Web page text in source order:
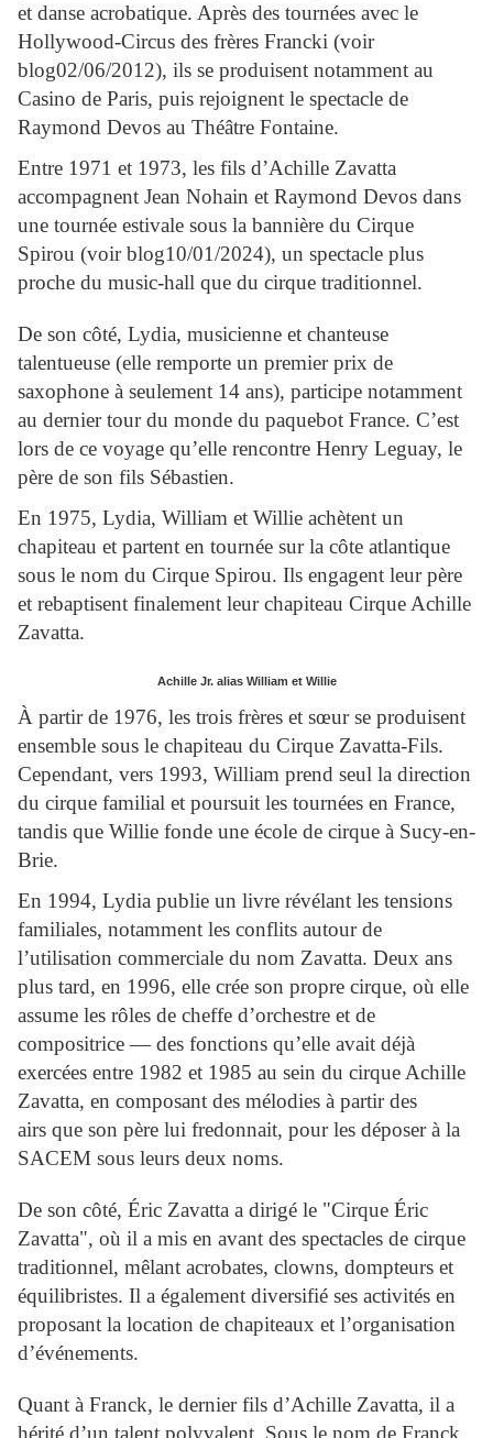
et danse acrobatique. Après des tournées avec le
Hollywood-Circus des frères Francki (voir
blog02/06/2012), ils se produisent notamment au
Casino de Paris, puis rejoignent le spectacle de
Raymond Devos au Théâtre Fontaine.
Entre 1971 et 1973, les fils d’Achille Zavatta
accompagnent Jean Nohain et Raymond Devos dans
une tournée estivale sous la bannière du Cirque
Spirou (voir blog10/01/2024), un spectacle plus
proche du music-hall que du cirque traditionnel.
De son côté, Lydia, musicienne et chanteuse
talentueuse (elle remporte un premier prix de
saxophone à seulement 14 ans), participe notamment
au dernier tour du monde du paquebot France. C’est
lors de ce voyage qu’elle rencontre Henry Leguay, le
père de son fils Sébastien.
En 1975, Lydia, William et Willie achètent un
chapiteau et partent en tournée sur la côte atlantique
sous le nom du Cirque Spirou. Ils engagent leur père
et rebaptisent finalement leur chapiteau Cirque Achille
Zavatta.
Achille Jr. alias William et Willie
À partir de 1976, les trois frères et sœur se produisent
ensemble sous le chapiteau du Cirque Zavatta-Fils.
Cependant, vers 1993, William prend seul la direction
du cirque familial et poursuit les tournées en France,
tandis que Willie fonde une école de cirque à Sucy-en-
Brie.
En 1994, Lydia publie un livre révélant les tensions
familiales, notamment les conflits autour de
l’utilisation commerciale du nom Zavatta. Deux ans
plus tard, en 1996, elle crée son propre cirque, où elle
assume les rôles de cheffe d’orchestre et de
compositrice — des fonctions qu’elle avait déjà
exercées entre 1982 et 1985 au sein du cirque Achille
Zavatta, en composant des mélodies à partir des
airs que son père lui fredonnait, pour les déposer à la
SACEM sous leurs deux noms.
De son côté, Éric Zavatta a dirigé le "Cirque Éric
Zavatta", où il a mis en avant des spectacles de cirque
traditionnel, mêlant acrobates, clowns, dompteurs et
équilibristes. Il a également diversifié ses activités en
proposant la location de chapiteaux et l’organisation
d’événements.
Quant à Franck, le dernier fils d’Achille Zavatta, il a
hérité d’un talent polyvalent. Sous le nom de Franck